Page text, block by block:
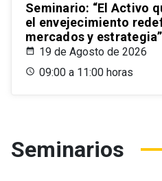
Seminario: “El Activo
el envejecimiento
mercados y estrategia”
19 de Agosto de 2026
09:00 a 11:00 horas
Seminarios